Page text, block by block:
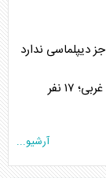
دیپلماسی ندارد
کشف محموله بزرگ سلاح در مرزهای آذربایجان غربی؛ ۱۷ نفر
آرشیو...